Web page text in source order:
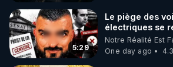
5:29
Le piège des
électriques se
les usagers !
Notre Réalité Est
One day ago